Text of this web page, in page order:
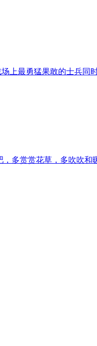
上最勇猛果敢的士兵同
多赏赏花草，多吹吹